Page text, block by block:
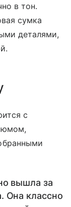
в тон.
сумка
деталями,
с
вышла за
Она классно